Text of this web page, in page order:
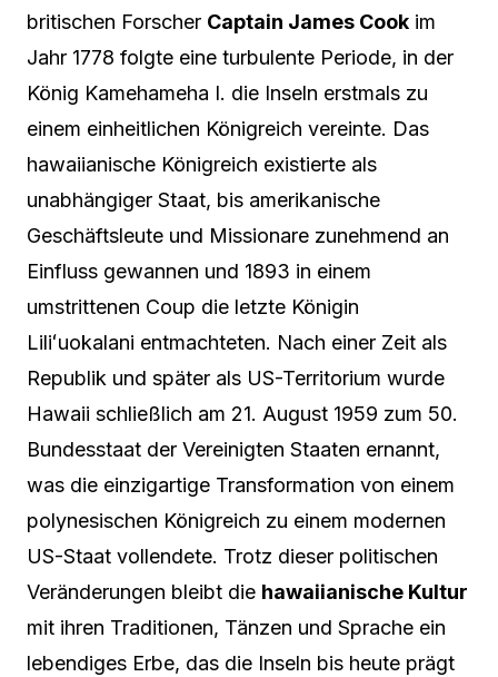
britischen Forscher Captain James Cook im
Jahr 1778 folgte eine turbulente Periode, in der
König Kamehameha I. die Inseln erstmals zu
einem einheitlichen Königreich vereinte. Das
hawaiianische Königreich existierte als
unabhängiger Staat, bis amerikanische
Geschäftsleute und Missionare zunehmend an
Einfluss gewannen und 1893 in einem
umstrittenen Coup die letzte Königin
Liliʻuokalani entmachteten. Nach einer Zeit als
Republik und später als US-Territorium wurde
Hawaii schließlich am 21. August 1959 zum 50.
Bundesstaat der Vereinigten Staaten ernannt,
was die einzigartige Transformation von einem
polynesischen Königreich zu einem modernen
US-Staat vollendete. Trotz dieser politischen
Veränderungen bleibt die hawaiianische Kultur
mit ihren Traditionen, Tänzen und Sprache ein
lebendiges Erbe, das die Inseln bis heute prägt